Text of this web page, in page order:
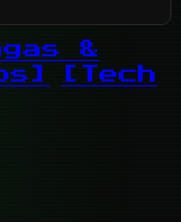
&
[Tech